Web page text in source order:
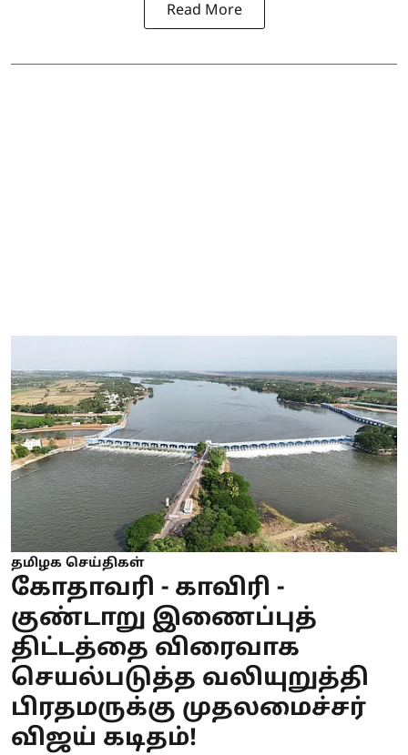
Read More
தமிழக செய்திகள்
கோதாவரி - காவிரி -
குண்டாறு இணைப்புத்
திட்டத்தை விரைவாக
செயல்படுத்த வலியுறுத்தி
பிரதமருக்கு முதலமைச்சர்
விஜய் கடிதம்!